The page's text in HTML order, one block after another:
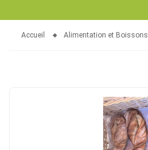
Accueil Alimentation et Boissons